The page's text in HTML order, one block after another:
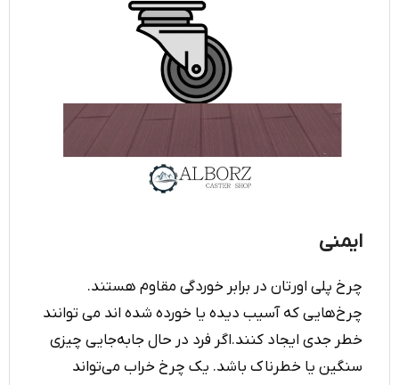
ایمنی
چرخ پلی اورتان در برابر خوردگی مقاوم هستند.
چرخ‌هایی که آسیب دیده یا خورده شده ‌اند می توانند
خطر جدی ایجاد کنند.اگر فرد در حال جابه‌جایی چیزی
سنگین یا خطرناک باشد. یک چرخ خراب می‌تواند